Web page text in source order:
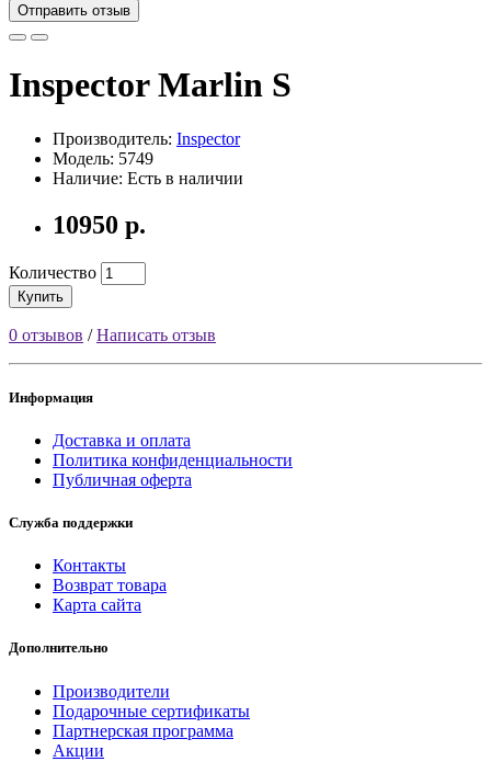
Отправить отзыв
Inspector Marlin S
Производитель: Inspector
Модель: 5749
Наличие: Есть в наличии
10950 р.
Количество
Купить
0 отзывов /Написать отзыв
Информация
Доставка и оплата
Политика конфиденциальности
Публичная оферта
Служба поддержки
Контакты
Возврат товара
Карта сайта
Дополнительно
Производители
Подарочные сертификаты
Партнерская программа
Акции